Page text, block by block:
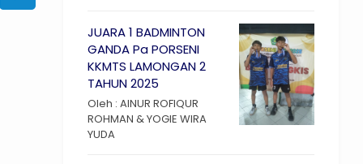
JUARA 1 BADMINTON
GANDA Pa PORSENI
KKMTS LAMONGAN 2
TAHUN 2025
Oleh : AINUR ROFIQUR
ROHMAN & YOGIE WIRA
YUDA